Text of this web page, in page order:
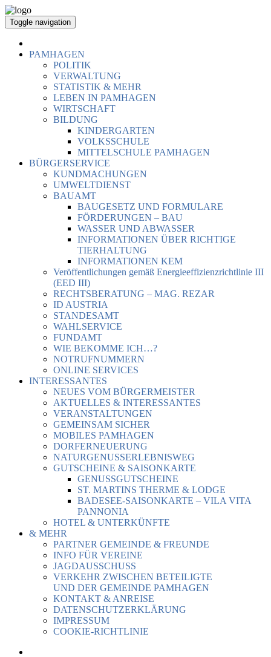
Toggle navigation
PAMHAGEN
POLITIK
VERWALTUNG
STATISTIK & MEHR
LEBEN IN PAMHAGEN
WIRTSCHAFT
BILDUNG
KINDERGARTEN
VOLKSSCHULE
MITTELSCHULE PAMHAGEN
BÜRGERSERVICE
KUNDMACHUNGEN
UMWELTDIENST
BAUAMT
BAUGESETZ UND FORMULARE
FÖRDERUNGEN – BAU
WASSER UND ABWASSER
INFORMATIONEN ÜBER RICHTIGE
TIERHALTUNG
INFORMATIONEN KEM
Veröffentlichungen gemäß Energieeffizienzrichtlinie III
(EED III)
RECHTSBERATUNG – MAG. REZAR
ID AUSTRIA
STANDESAMT
WAHLSERVICE
FUNDAMT
WIE BEKOMME ICH…?
NOTRUFNUMMERN
ONLINE SERVICES
INTERESSANTES
NEUES VOM BÜRGERMEISTER
AKTUELLES & INTERESSANTES
VERANSTALTUNGEN
GEMEINSAM SICHER
MOBILES PAMHAGEN
DORFERNEUERUNG
NATURGENUSSERLEBNISWEG
GUTSCHEINE & SAISONKARTE
GENUSSGUTSCHEINE
ST. MARTINS THERME & LODGE
BADESEE-SAISONKARTE – VILA VITA
PANNONIA
HOTEL & UNTERKÜNFTE
& MEHR
PARTNER GEMEINDE & FREUNDE
INFO FÜR VEREINE
JAGDAUSSCHUSS
VERKEHR ZWISCHEN BETEILIGTE
UND DER GEMEINDE PAMHAGEN
KONTAKT & ANREISE
DATENSCHUTZERKLÄRUNG
IMPRESSUM
COOKIE-RICHTLINIE